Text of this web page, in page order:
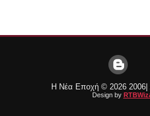
Η Νέα Εποχή © 2026
Design by